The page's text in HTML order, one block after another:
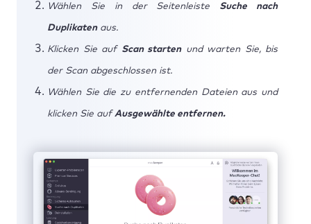
Wählen Sie in der Seitenleiste Suche nach
Duplikatenaus.
Klicken Sie auf Scan startenund warten Sie, bis
der Scan abgeschlossen ist.
Wählen Sie die zu entfernenden Dateien aus und
klicken Sie auf Ausgewählte entfernen.